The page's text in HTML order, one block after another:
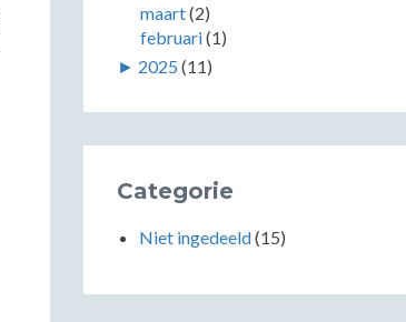
maart(2)
februari(1)
► 2025 (11)
Categorie
Niet ingedeeld(15)